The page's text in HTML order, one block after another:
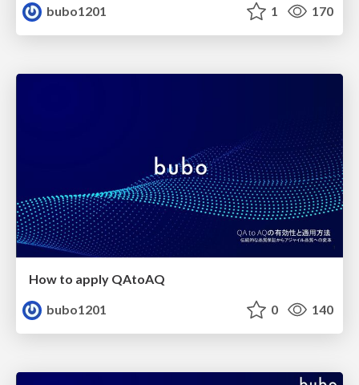
bubo1201
1 170
How to apply QAtoAQ
bubo1201
0 140